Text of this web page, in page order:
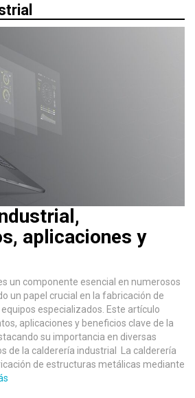
aplicaciones y
un componente esencial en numerosos
un papel crucial en la fabricación de
especializados. Este artículo
aplicaciones y beneficios clave de la
su importancia en diversas
de la calderería industrial La calderería
de estructuras metálicas mediante